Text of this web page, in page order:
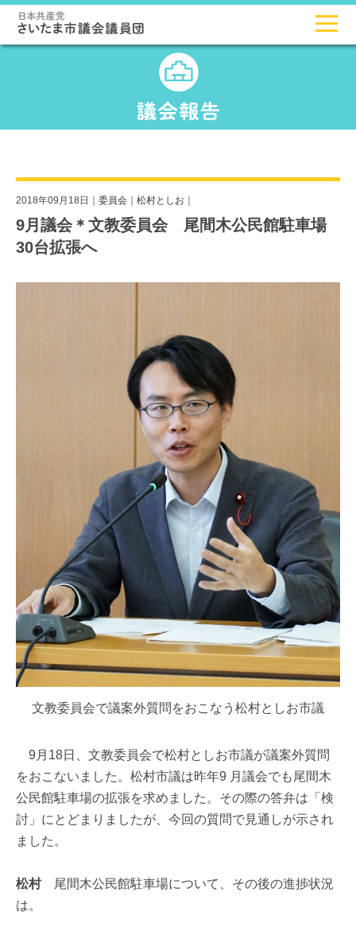
2018年09月18日｜ 委員会 松村としお
9月議会＊文教委員会 尾間木公民館駐車場
30台拡張へ
文教委員会で議案外質問をおこなう松村としお市議
9月18日、文教委員会で松村としお市議が議案外質問
をおこないました。松村市議は昨年9 月議会でも尾間木
公民館駐車場の拡張を求めました。その際の答弁は「検
討」にとどまりましたが、今回の質問で見通しが示され
ました。
松村尾間木公民館駐車場について、その後の進捗状況
は。